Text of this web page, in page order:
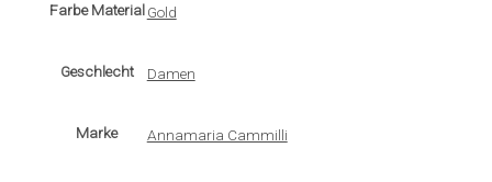
Farbe Material Gold
Geschlecht Damen
Marke Annamaria Cammilli